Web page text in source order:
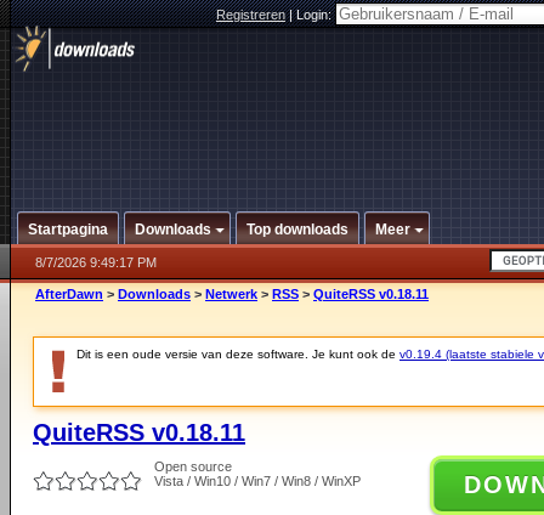
Registreren|Login:
Startpagina Downloads Top downloads Meer
8/7/2026 9:49:17 PM
AfterDawn > Downloads > Netwerk > RSS > QuiteRSS v0.18.11
Dit is een oude versie van deze software. Je kunt ook de v0.19.4 (laatste stabiele
QuiteRSS v0.18.11
Open source
Vista / Win10 / Win7 / Win8 / WinXP